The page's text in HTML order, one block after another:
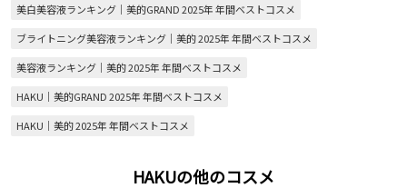
美白美容液ランキング｜美的GRAND 2025年 年間ベストコスメ
ブライトニング美容液ランキング｜美的 2025年 年間ベストコスメ
美容液ランキング｜美的 2025年 年間ベストコスメ
HAKU｜美的GRAND 2025年 年間ベストコスメ
HAKU｜美的 2025年 年間ベストコスメ
HAKUの他のコスメ